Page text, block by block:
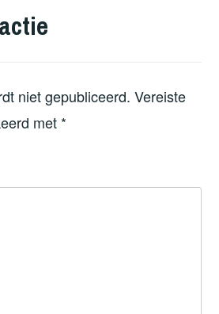
niet gepubliceerd. Vereiste
met *